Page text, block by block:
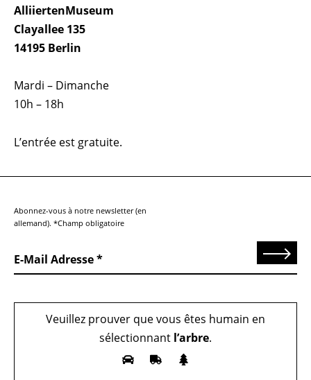
AlliiertenMuseum
Clayallee 135
14195 Berlin
Mardi – Dimanche
10h – 18h
L’entrée est gratuite.
Abonnez-vous à notre newsletter (en
allemand). *Champ obligatoire
E-Mail Adresse Send
Veuillez prouver que vous êtes humain en
sélectionnant l’arbre.